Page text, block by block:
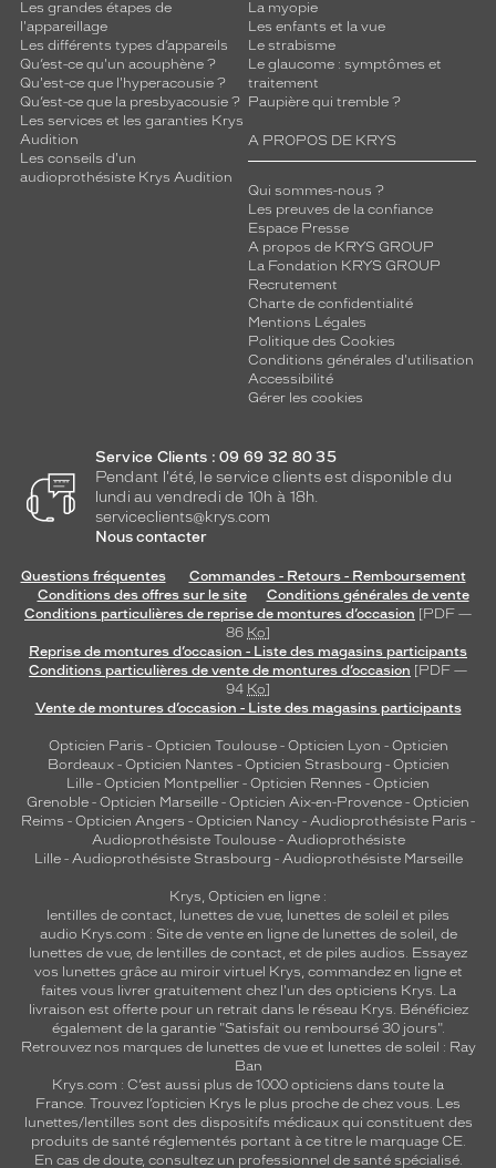
Les grandes étapes de
l'appareillage
Les différents types d’appareils
Qu’est-ce qu'un acouphène ?
Qu'est-ce que l'hyperacousie ?
Qu’est-ce que la presbyacousie ?
Les services et les garanties Krys
Audition
Les conseils d'un
audioprothésiste Krys Audition
La myopie
Les enfants et la vue
Le strabisme
Le glaucome : symptômes et
traitement
Paupière qui tremble ?
A PROPOS DE KRYS
Qui sommes-nous ?
Les preuves de la confiance
Espace Presse
A propos de KRYS GROUP
La Fondation KRYS GROUP
Recrutement
Charte de confidentialité
Mentions Légales
Politique des Cookies
Conditions générales d'utilisation
Accessibilité
Gérer les cookies
Service Clients : 09 69 32 80 35
Pendant l'été, le service clients est disponible du
lundi au vendredi de 10h à 18h.
serviceclients@krys.com
Nous contacter
Questions fréquentes
Commandes - Retours - Remboursement
Conditions des offres sur le site
Conditions générales de vente
Conditions particulières de reprise de montures d’occasion [PDF —
86 Ko]
Reprise de montures d’occasion - Liste des magasins participants
Conditions particulières de vente de montures d’occasion [PDF —
94 Ko]
Vente de montures d’occasion - Liste des magasins participants
Opticien Paris - Opticien Toulouse- Opticien Lyon - Opticien
Bordeaux- Opticien Nantes - Opticien Strasbourg - Opticien
Lille - Opticien Montpellier - Opticien Rennes - Opticien
Grenoble - Opticien Marseille - Opticien Aix-en-Provence - Opticien
Reims - Opticien Angers - Opticien Nancy - Audioprothésiste Paris -
Audioprothésiste Toulouse- Audioprothésiste
Lille- Audioprothésiste Strasbourg - Audioprothésiste Marseille
Krys, Opticien en ligne :
lentilles de contact, lunettes de vue, lunettes de soleil et piles
audio Krys.com : Site de vente en ligne de lunettes de soleil, de
lunettes de vue, de lentilles de contact, et de piles audios. Essayez
vos lunettes grâce au miroir virtuel Krys, commandez en ligne et
faites vous livrer gratuitement chez l'un des opticiens Krys. La
livraison est offerte pour un retrait dans le réseau Krys. Bénéficiez
également de la garantie "Satisfait ou remboursé 30 jours".
Retrouvez nos marques de lunettes de vue et lunettes de soleil : Ray
Ban
Krys.com : C’est aussi plus de 1000 opticiens dans toute la
France. Trouvez l’opticien Krys le plus proche de chez vous. Les
lunettes/lentilles sont des dispositifs médicaux qui constituent des
produits de santé réglementés portant à ce titre le marquage CE.
En cas de doute, consultez un professionnel de santé spécialisé.